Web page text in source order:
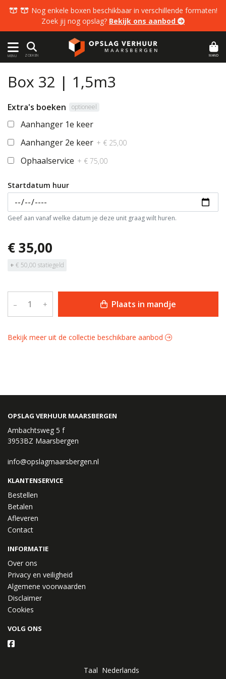
  Nog enkele boxen beschikbaar in verschillende formaten!
Zoek jij nog opslag? Bekijk ons aanbod 
MENU ZOEKEN MAND
Box 32 | 1,5m3
Extra's boeken optioneel
Aanhanger 1e keer
Aanhanger 2e keer + € 25,00
Ophaalservice + € 75,00
Startdatum huur
Geef aan vanaf welke datum je deze unit graag wilt huren.
€ 35,00
+ € 50,00 statiegeld
– + Plaats in mandje
Bekijk meer uit de collectie beschikbare aanbod
OPSLAG VERHUUR MAARSBERGEN
Ambachtsweg 5 f
3953BZ Maarsbergen
info@opslagmaarsbergen.nl
KLANTENSERVICE
Bestellen
Betalen
Afleveren
Contact
INFORMATIE
Over ons
Privacy en veiligheid
Algemene voorwaarden
Disclaimer
Cookies
VOLG ONS
Taal